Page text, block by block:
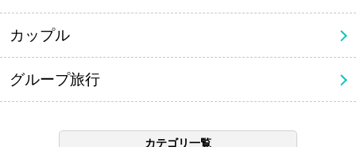
カップル
グループ旅行
カテゴリ一覧